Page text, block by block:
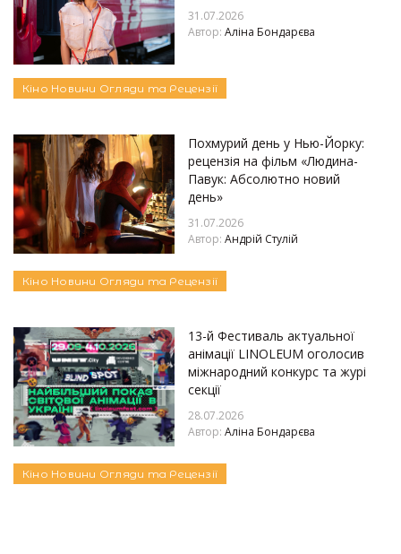
31.07.2026
Автор: Аліна Бондарєва
Кіно Новини Огляди та Рецензії
Похмурий день у Нью-Йорку:
рецензія на фільм «Людина-
Павук: Абсолютно новий
день»
31.07.2026
Автор: Андрій Стулій
Кіно Новини Огляди та Рецензії
13-й Фестиваль актуальної
анімації LINOLEUM оголосив
міжнародний конкурс та журі
секції
28.07.2026
Автор: Аліна Бондарєва
Кіно Новини Огляди та Рецензії